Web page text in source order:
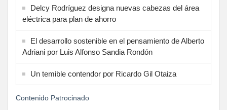
Delcy Rodríguez designa nuevas cabezas del área
eléctrica para plan de ahorro
El desarrollo sostenible en el pensamiento de Alberto
Adriani por Luis Alfonso Sandia Rondón
Un temible contendor por Ricardo Gil Otaiza
Contenido Patrocinado